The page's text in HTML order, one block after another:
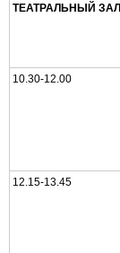
ТЕАТРАЛЬНЫЙ ЗАЛ
10.30-12.00
12.15-13.45